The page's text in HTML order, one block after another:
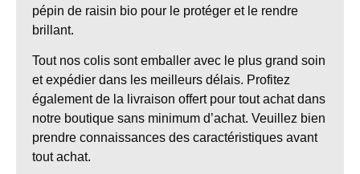
pépin de raisin bio pour le protéger et le rendre
brillant.
Tout nos colis sont emballer avec le plus grand soin
et expédier dans les meilleurs délais. Profitez
également de la livraison offert pour tout achat dans
notre boutique sans minimum d’achat. Veuillez bien
prendre connaissances des caractéristiques avant
tout achat.